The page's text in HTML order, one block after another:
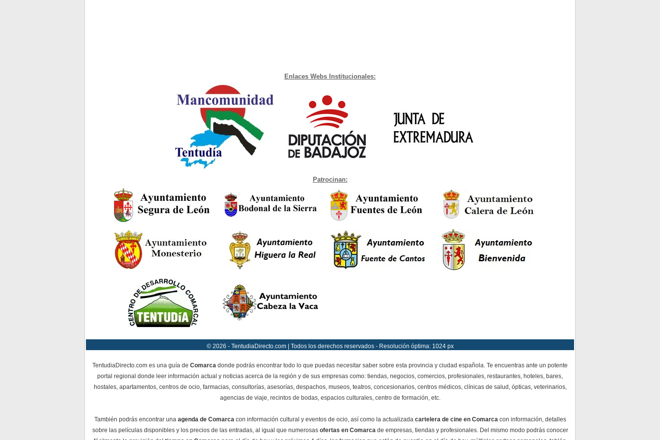
Enlaces Webs Institucionales:
Patrocinan:
© 2026 - TentudiaDirecto.com | Todos los derechos reservados - Resolución óptima: 1024 px
TentudiaDirecto.com es una guía de Comarca donde podrás encontrar todo lo que puedas necesitar saber sobre esta provincia y ciudad española. Te encuentras ante un potente
portal regional donde leer información actual y noticias acerca de la región y de sus empresas como: tiendas, negocios, comercios, profesionales, restaurantes, hoteles, bares,
hostales, apartamentos, centros de ocio, farmacias, consultorías, asesorías, despachos, museos, teatros, concesionarios, centros médicos, clínicas de salud, ópticas, veterinarios,
agencias de viaje, recintos de bodas, espacios culturales, centro de formación, etc.
También podrás encontrar una agenda de Comarcacon información cultural y eventos de ocio, así como la actualizada cartelera de cine en Comarcacon información, detalles
sobre las películas disponibles y los precios de las entradas, al igual que numerosas ofertas en Comarcade empresas, tiendas y profesionales. Del mismo modo podrás conocer